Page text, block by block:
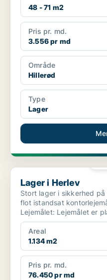
48 - 71 m2
Pris pr. md.
3.556 pr md
Område
Hillerød
Type
Lager
Lager i Herlev
Lager i Herlev
Stort lager i sikkerhed
flot istandsat
Lejemålet: Lejemålet er
lig...
Areal
1.134 m2
Pris pr. md.
76.450 pr md